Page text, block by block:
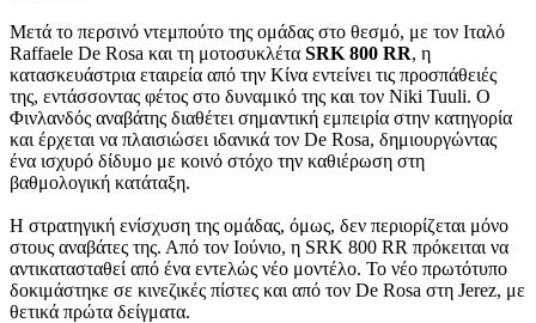
Μετά το περσινό ντεμπούτο της ομάδας στο θεσμό, με τον Ιταλό
Raffaele De Rosa και τη μοτοσυκλέτα SRK 800 RR, η
κατασκευάστρια εταιρεία από την Κίνα εντείνει τις προσπάθειές
της, εντάσσοντας φέτος στο δυναμικό της και τον Niki Tuuli. Ο
Φινλανδός αναβάτης διαθέτει σημαντική εμπειρία στην κατηγορία
και έρχεται να πλαισιώσει ιδανικά τον De Rosa, δημιουργώντας
ένα ισχυρό δίδυμο με κοινό στόχο την καθιέρωση στη
βαθμολογική κατάταξη.
Η στρατηγική ενίσχυση της ομάδας, όμως, δεν περιορίζεται μόνο
στους αναβάτες της. Από τον Ιούνιο, η SRK 800 RR πρόκειται να
αντικατασταθεί από ένα εντελώς νέο μοντέλο. Το νέο πρωτότυπο
δοκιμάστηκε σε κινεζικές πίστες και από τον De Rosa στη Jerez, με
θετικά πρώτα δείγματα.